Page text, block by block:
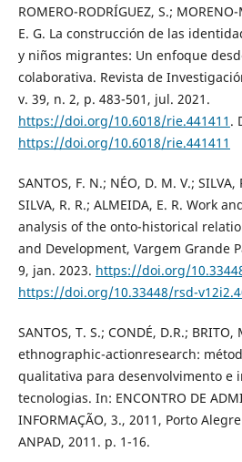
ROMERO-RODRÍGUEZ, S.;
E. G. La construcción de las
y niños migrantes: Un enfoque
colaborativa. Revista de
v. 39, n. 2, p. 483-501, jul. 2021.
https://doi.org/10.6018/rie.441411 .
https://doi.org/10.6018/rie.441411
SANTOS, F. N.; NÉO, D. M. V.; SILVA,
SILVA, R. R.; ALMEIDA, E. R. Work
analysis of the onto-historical
and Development, Vargem Grande
9, jan. 2023. https://doi.org/
https://doi.org/10.33448/rsd-
SANTOS, T. S.; CONDÉ, D.R.;
ethnographic-actionresearch:
qualitativa para desenvolvimento e
tecnologias. In: ENCONTRO DE
INFORMAÇÃO, 3., 2011, Porto
ANPAD, 2011. p. 1-16.